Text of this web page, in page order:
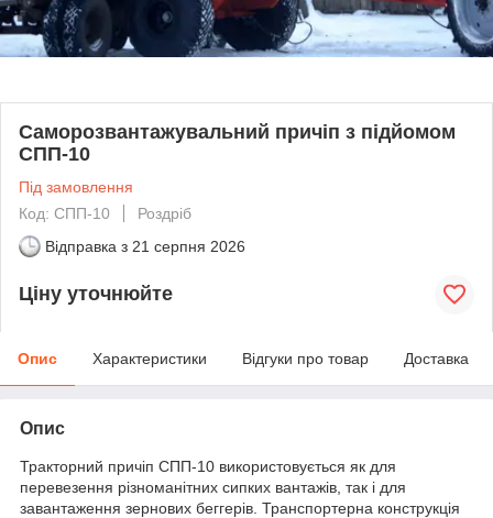
Саморозвантажувальний причіп з підйомом
СПП-10
Під замовлення
Код: СПП-10
Роздріб
Відправка з 21 серпня 2026
Ціну уточнюйте
Опис Характеристики Відгуки про товар Доставка
Опис
Тракторний причіп СПП-10 використовується як для
перевезення різноманітних сипких вантажів, так і для
завантаження зернових беггерів. Транспортерна конструкція